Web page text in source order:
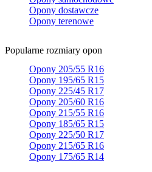
Opony dostawcze
Opony terenowe
Popularne rozmiary opon
Opony 205/55 R16
Opony 195/65 R15
Opony 225/45 R17
Opony 205/60 R16
Opony 215/55 R16
Opony 185/65 R15
Opony 225/50 R17
Opony 215/65 R16
Opony 175/65 R14